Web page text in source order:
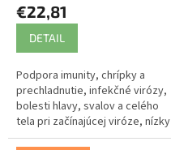
€22,81
DETAIL
Podpora imunity, chrípky a
prechladnutie, infekčné virózy,
bolesti hlavy, svalov a celého
tela pri začínajúcej viróze, nízky
krvný tlak, potravinové alergie.